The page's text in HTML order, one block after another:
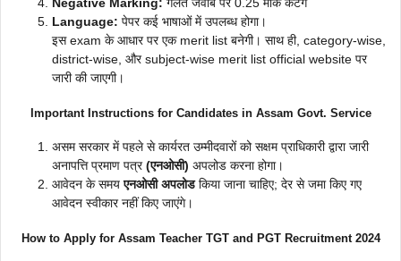
Language: पेपर कई भाषाओं में उपलब्ध होगा।
इस exam के आधार पर एक merit list बनेगी। साथ ही, category-wise,
district-wise, और subject-wise merit list official website पर
जारी की जाएगी।
Important Instructions for Candidates in Assam Govt. Service
असम सरकार में पहले से कार्यरत उम्मीदवारों को सक्षम प्राधिकारी द्वारा जारी
अनापत्ति प्रमाण पत्र(एनओसी) अपलोड करना होगा।
आवेदन के समयएनओसी अपलोडकिया जाना चाहिए; देर से जमा किए गए
आवेदन स्वीकार नहीं किए जाएंगे।
How to Apply for Assam Teacher TGT and PGT Recruitment 2024